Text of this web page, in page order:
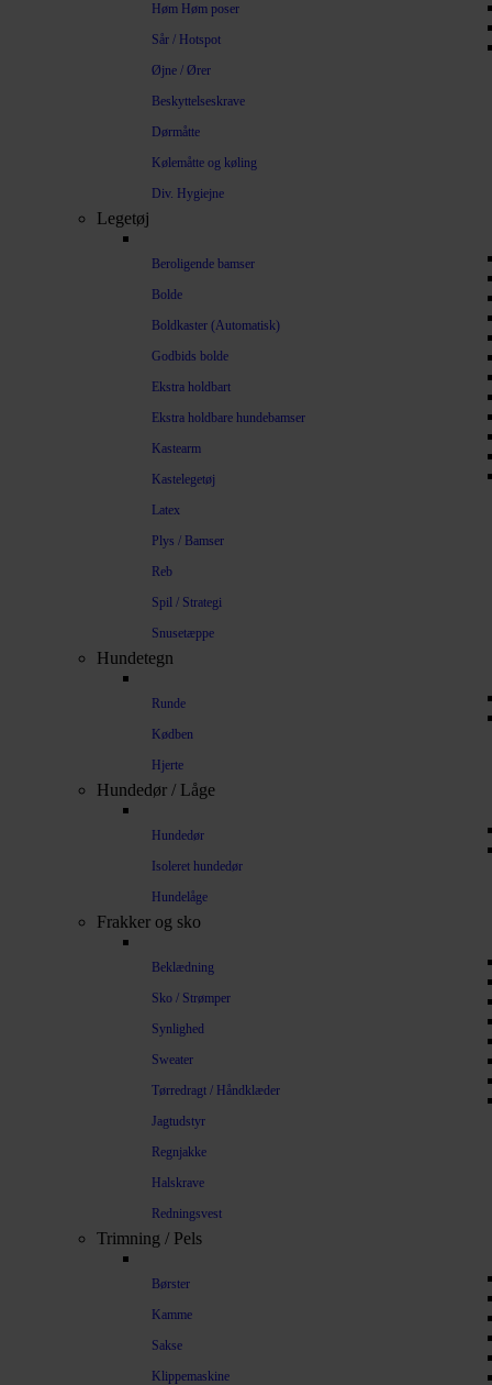
Høm Høm poser
Sår / Hotspot
Øjne / Ører
Beskyttelseskrave
Dørmåtte
Kølemåtte og køling
Div. Hygiejne
Legetøj
Beroligende bamser
Bolde
Boldkaster (Automatisk)
Godbids bolde
Ekstra holdbart
Ekstra holdbare hundebamser
Kastearm
Kastelegetøj
Latex
Plys / Bamser
Reb
Spil / Strategi
Snusetæppe
Hundetegn
Runde
Kødben
Hjerte
Hundedør / Låge
Hundedør
Isoleret hundedør
Hundelåge
Frakker og sko
Beklædning
Sko / Strømper
Synlighed
Sweater
Tørredragt / Håndklæder
Jagtudstyr
Regnjakke
Halskrave
Redningsvest
Trimning / Pels
Børster
Kamme
Sakse
Klippemaskine